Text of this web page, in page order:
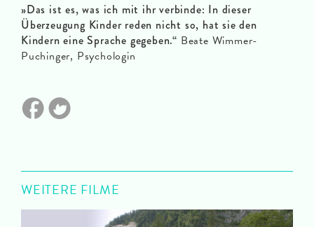
»Das ist es, was ich mit ihr verbinde: In dieser
Überzeugung Kinder reden nicht so, hat sie den
Kindern eine Sprache gegeben.“ Beate Wimmer-
Puchinger, Psychologin
WEITERE FILME